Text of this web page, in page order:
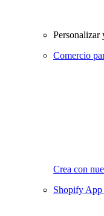
Personalizar
Comercio
Crea con
Shopify App